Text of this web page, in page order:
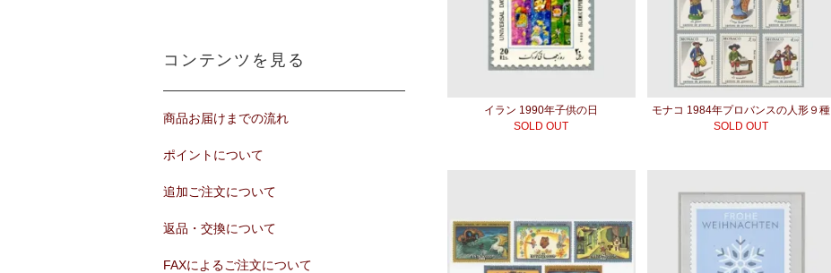
イラン 1990年子供の日
SOLD OUT
モナコ 1984年プロバンスの人形９種
SOLD OUT
コンテンツを見る
商品お届けまでの流れ
ポイントについて
追加ご注文について
返品・交換について
FAXによるご注文について